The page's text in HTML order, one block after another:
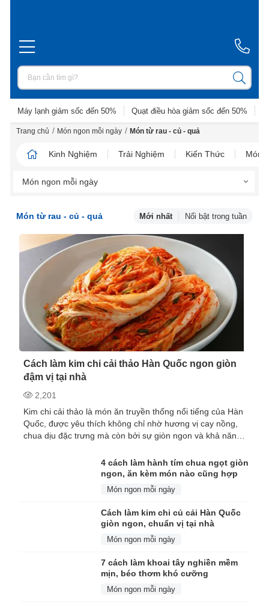
Máy lạnh giảm sốc đến 50% Quạt điều hòa giảm sốc đến 50%
Trang chủ / Món ngon mỗi ngày / Món từ rau - củ - quả
Kinh Nghiệm Trải Nghiệm Kiến Thức Món
Món ngon mỗi ngày
Món từ rau - củ - quả Mới nhất Nổi bật trong tuần
Cách làm kim chi cải thảo Hàn Quốc ngon giòn
đậm vị tại nhà
2,201
Kim chi cải thảo là món ăn truyền thống nổi tiếng của Hàn
Quốc, được yêu thích không chỉ nhờ hương vị cay nồng,
chua dịu đặc trưng mà còn bởi sự giòn ngon và khả năng
4 cách làm hành tím chua ngọt giòn
ngon, ăn kèm món nào cũng hợp
Món ngon mỗi ngày
Cách làm kim chi củ cải Hàn Quốc
giòn ngon, chuẩn vị tại nhà
Món ngon mỗi ngày
7 cách làm khoai tây nghiền mềm
mịn, béo thơm khó cưỡng
Món ngon mỗi ngày